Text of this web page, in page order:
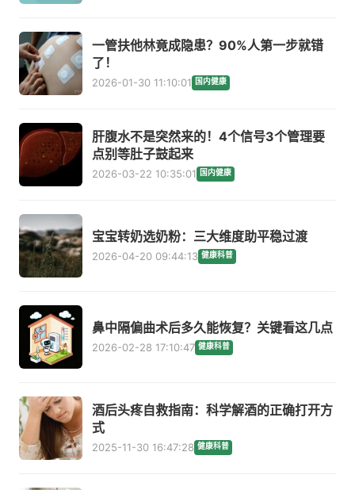
一管扶他林竟成隐患？90%人第一步就错
了！
2026-01-30 11:10:01 国内健康
肝腹水不是突然来的！4个信号3个管理要
点别等肚子鼓起来
2026-03-22 10:35:01 国内健康
宝宝转奶选奶粉：三大维度助平稳过渡
2026-04-20 09:44:13 健康科普
鼻中隔偏曲术后多久能恢复？关键看这几点
2026-02-28 17:10:47 健康科普
酒后头疼自救指南：科学解酒的正确打开方
式
2025-11-30 16:47:28 健康科普